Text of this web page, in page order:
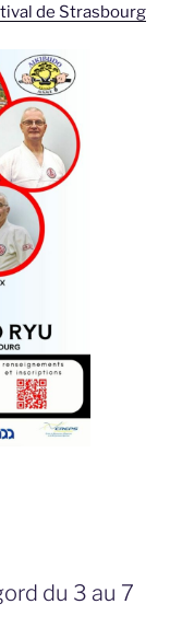
de Strasbourg
du 3 au 7